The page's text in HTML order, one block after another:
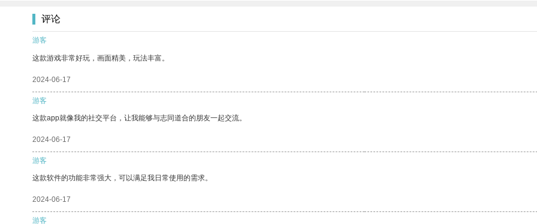
评论
游客
这款游戏非常好玩，画面精美，玩法丰富。
2024-06-17
游客
这款app就像我的社交平台，让我能够与志同道合的朋友一起交流。
2024-06-17
游客
这款软件的功能非常强大，可以满足我日常使用的需求。
2024-06-17
游客